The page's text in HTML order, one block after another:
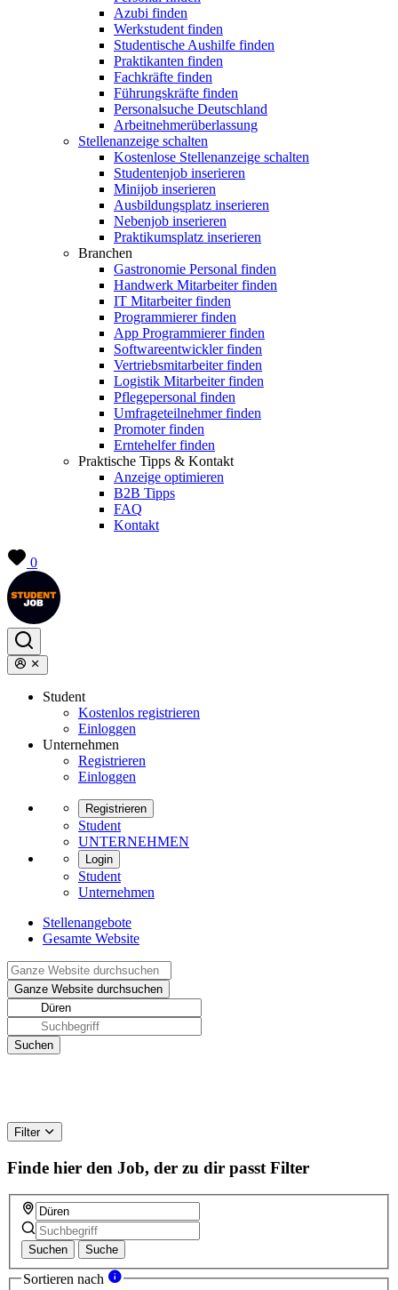
Azubi finden
Werkstudent finden
Studentische Aushilfe finden
Praktikanten finden
Fachkräfte finden
Führungskräfte finden
Personalsuche Deutschland
Arbeitnehmerüberlassung
Stellenanzeige schalten
Kostenlose Stellenanzeige schalten
Studentenjob inserieren
Minijob inserieren
Ausbildungsplatz inserieren
Nebenjob inserieren
Praktikumsplatz inserieren
Branchen
Gastronomie Personal finden
Handwerk Mitarbeiter finden
IT Mitarbeiter finden
Programmierer finden
App Programmierer finden
Softwareentwickler finden
Vertriebsmitarbeiter finden
Logistik Mitarbeiter finden
Pflegepersonal finden
Umfrageteilnehmer finden
Promoter finden
Erntehelfer finden
Praktische Tipps & Kontakt
Anzeige optimieren
B2B Tipps
FAQ
Kontakt
0
Student
Kostenlos registrieren
Einloggen
Unternehmen
Registrieren
Einloggen
Registrieren
Student
UNTERNEHMEN
Login
Student
Unternehmen
Stellenangebote
Gesamte Website
Filter
Finde hier den Job, der zu dir passt Filter
Suchen Suche
Sortieren nach